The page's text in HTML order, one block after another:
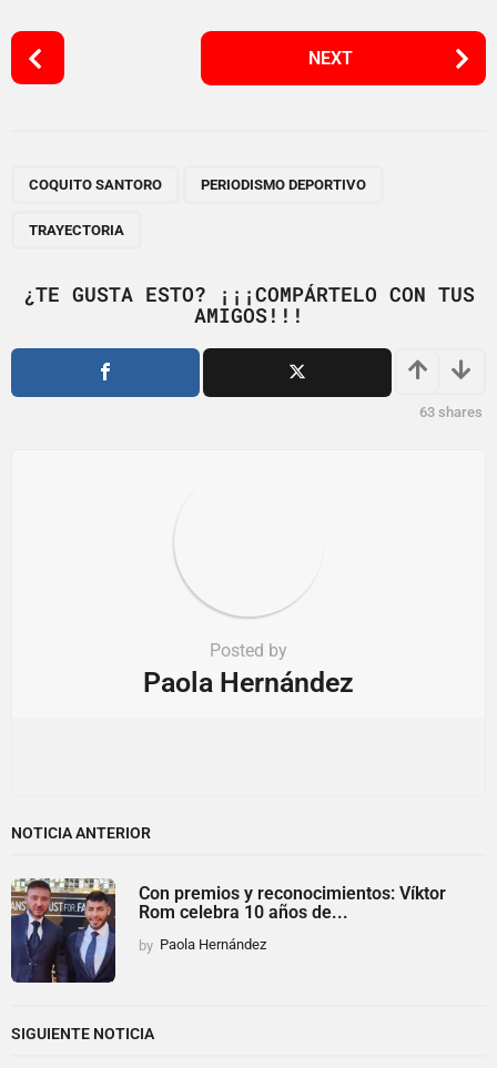
P
o
i
o
NEXT
COQUITO SANTORO PERIODISMO DEPORTIVO
TRAYECTORIA
¿TE GUSTA ESTO? ¡¡¡COMPÁRTELO CON TUS
AMIGOS!!!
63 shares
Posted by
Paola Hernández
NOTICIA ANTERIOR
Con premios y reconocimientos: Víktor
Rom celebra 10 años de...
by Paola Hernández
SIGUIENTE NOTICIA